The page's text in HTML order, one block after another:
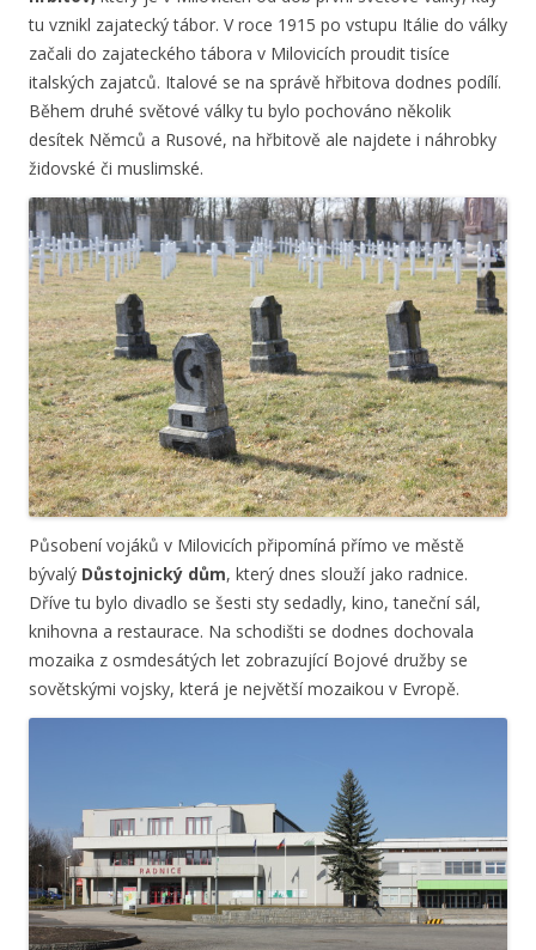
tu vznikl zajatecký tábor. V roce 1915 po vstupu Itálie do války
začali do zajateckého tábora v Milovicích proudit tisíce
italských zajatců. Italové se na správě hřbitova dodnes podílí.
Během druhé světové války tu bylo pochováno několik
desítek Němců a Rusové, na hřbitově ale najdete i náhrobky
židovské či muslimské.
Působení vojáků v Milovicích připomíná přímo ve městě
bývalý Důstojnický dům, který dnes slouží jako radnice.
Dříve tu bylo divadlo se šesti sty sedadly, kino, taneční sál,
knihovna a restaurace. Na schodišti se dodnes dochovala
mozaika z osmdesátých let zobrazující Bojové družby se
sovětskými vojsky, která je největší mozaikou v Evropě.